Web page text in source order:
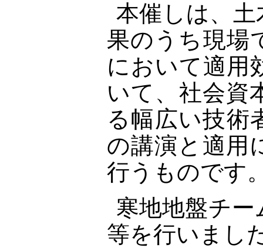
本催しは、
果のうち現場
において適用
いて、社会資
る幅広い技術
の講演と適用
行うものです
寒地地盤チ
等を行いまし